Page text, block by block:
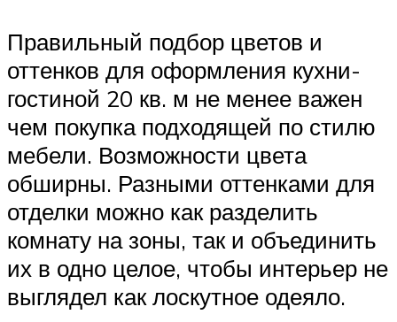
Правильный подбор цветов и
оттенков для оформления кухни-
гостиной 20 кв. м не менее важен
чем покупка подходящей по стилю
мебели. Возможности цвета
обширны. Разными оттенками для
отделки можно как разделить
комнату на зоны, так и объединить
их в одно целое, чтобы интерьер не
выглядел как лоскутное одеяло.